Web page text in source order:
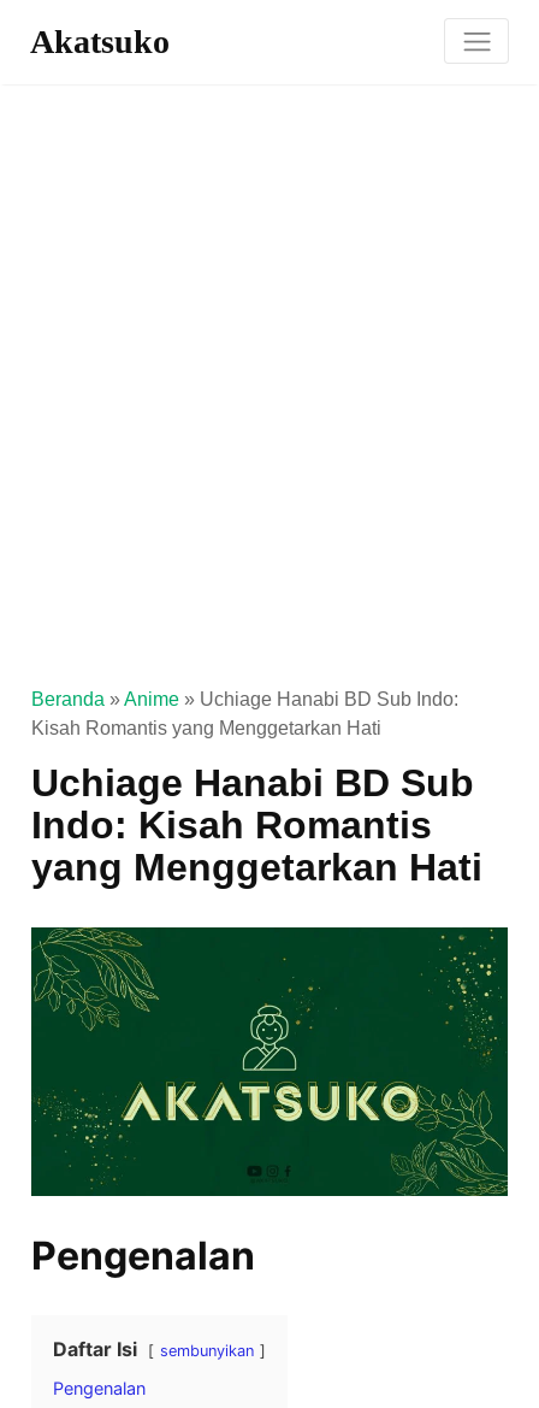
Akatsuko
Beranda »Anime » Uchiage Hanabi BD Sub Indo:
Kisah Romantis yang Menggetarkan Hati
Uchiage Hanabi BD Sub
Indo: Kisah Romantis
yang Menggetarkan Hati
Pengenalan
Daftar Isi sembunyikan
Pengenalan